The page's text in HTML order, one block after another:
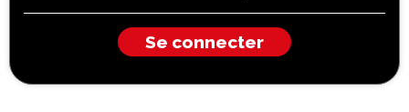
Se connecter